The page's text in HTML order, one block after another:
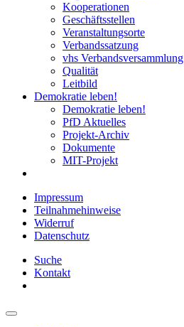
Kooperationen
Geschäftsstellen
Veranstaltungsorte
Verbandssatzung
vhs Verbandsversammlung
Qualität
Leitbild
Demokratie leben!
Demokratie leben!
PfD Aktuelles
Projekt-Archiv
Dokumente
MIT-Projekt
Impressum
Teilnahmehinweise
Widerruf
Datenschutz
Suche
Kontakt